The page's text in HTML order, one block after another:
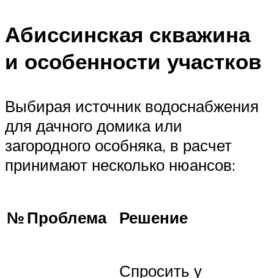
Абиссинская скважина
и особенности участков
Выбирая источник водоснабжения
для дачного домика или
загородного особняка, в расчет
принимают несколько нюансов:
№Проблема Решение
Спросить у